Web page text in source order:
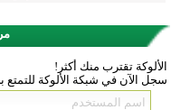
الألوكة تقترب منك أكثر!
سجل الآن في شبكة الألوكة